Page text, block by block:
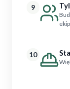
9
ekip.
10